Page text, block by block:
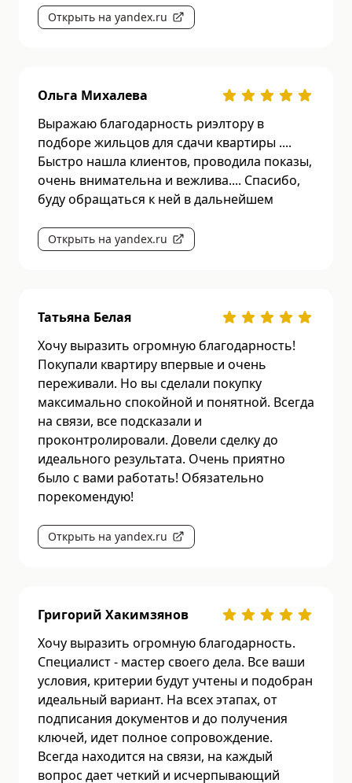
Открыть на yandex.ru
Ольга Михалева
Выражаю благодарность риэлтору в
подборе жильцов для сдачи квартиры ....
Быстро нашла клиентов, проводила показы,
очень внимательна и вежлива.... Спасибо,
буду обращаться к ней в дальнейшем
Открыть на yandex.ru
Татьяна Белая
Хочу выразить огромную благодарность!
Покупали квартиру впервые и очень
переживали. Но вы сделали покупку
максимально спокойной и понятной. Всегда
на связи, все подсказали и
проконтролировали. Довели сделку до
идеального результата. Очень приятно
было с вами работать! Обязательно
порекомендую!
Открыть на yandex.ru
Григорий Хакимзянов
Хочу выразить огромную благодарность.
Специалист - мастер своего дела. Все ваши
условия, критерии будут учтены и подобран
идеальный вариант. На всех этапах, от
подписания документов и до получения
ключей, идет полное сопровождение.
Всегда находится на связи, на каждый
вопрос дает четкий и исчерпывающий